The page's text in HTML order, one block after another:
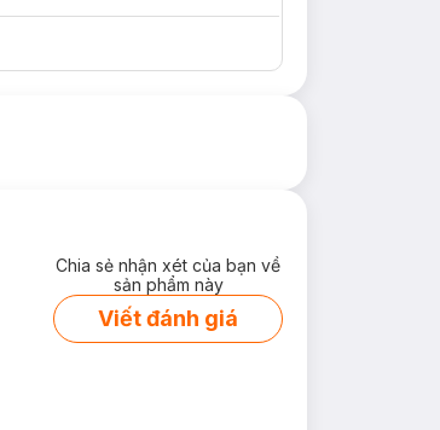
Chia sẻ nhận xét của bạn về
sản phẩm này
Viết đánh giá